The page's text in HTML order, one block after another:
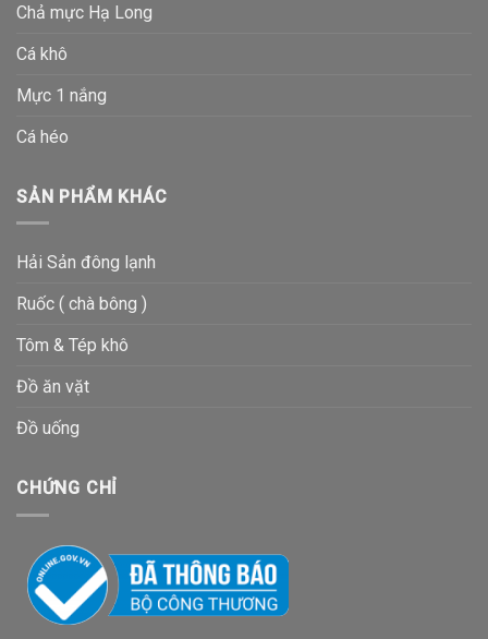
Chả mực Hạ Long
Cá khô
Mực 1 nắng
Cá héo
SẢN PHẨM KHÁC
Hải Sản đông lạnh
Ruốc ( chà bông )
Tôm & Tép khô
Đồ ăn vặt
Đồ uống
CHỨNG CHỈ